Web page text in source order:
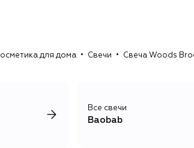
для дома Свечи Свеча Woods
Все свечи
Baobab